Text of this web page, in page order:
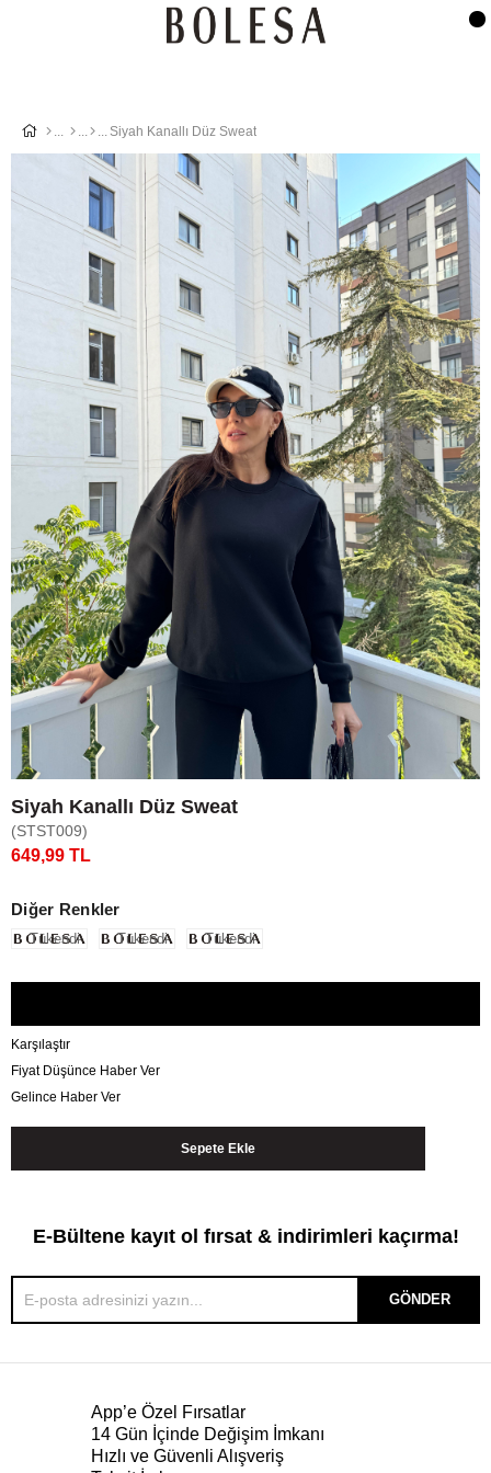
Siyah Kanallı Düz Sweat
Siyah Kanallı Düz Sweat
(STST009)
649,99 TL
Diğer Renkler
Tükendi Tükendi Tükendi
Karşılaştır
Fiyat Düşünce Haber Ver
Gelince Haber Ver
E-Bültene kayıt ol fırsat & indirimleri kaçırma!
GÖNDER
App’e Özel Fırsatlar
14 Gün İçinde Değişim İmkanı
Hızlı ve Güvenli Alışveriş